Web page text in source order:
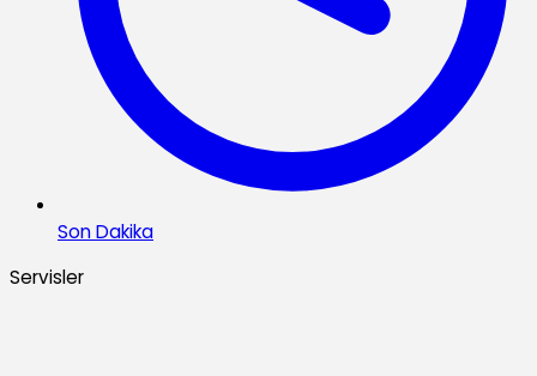
Son Dakika
Servisler